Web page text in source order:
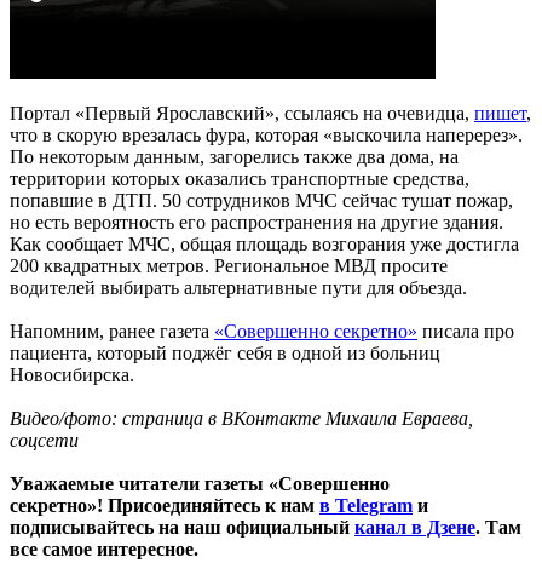
Портал «Первый Ярославский», ссылаясь на очевидца, пишет,
что в скорую врезалась фура, которая «выскочила наперерез».
По некоторым данным, загорелись также два дома, на
территории которых оказались транспортные средства,
попавшие в ДТП. 50 сотрудников МЧС сейчас тушат пожар,
но есть вероятность его распространения на другие здания.
Как сообщает МЧС, общая площадь возгорания уже достигла
200 квадратных метров. Региональное МВД просите
водителей выбирать альтернативные пути для объезда.
Напомним, ранее газета «Совершенно секретно» писала про
пациента, который поджёг себя в одной из больниц
Новосибирска.
Видео/фото: страница в ВКонтакте Михаила Евраева,
соцсети
Уважаемые читатели газеты «Совершенно
секретно»! Присоединяйтесь к нам в Telegram и
подписывайтесь на наш официальный канал в Дзене. Там
все самое интересное.